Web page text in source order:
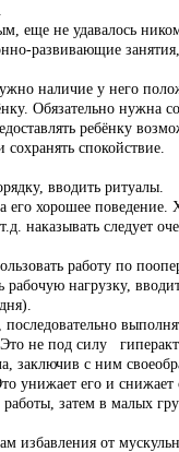
не удавалось
развивающие
наличие у него
Обязательно нужна
ребёнку
спокойствие.
вводить ритуалы.
хорошее
следует
работу по
нагрузку,
не под силу
заключив с ним
унижает его и снижает
затем в малых
избавления от